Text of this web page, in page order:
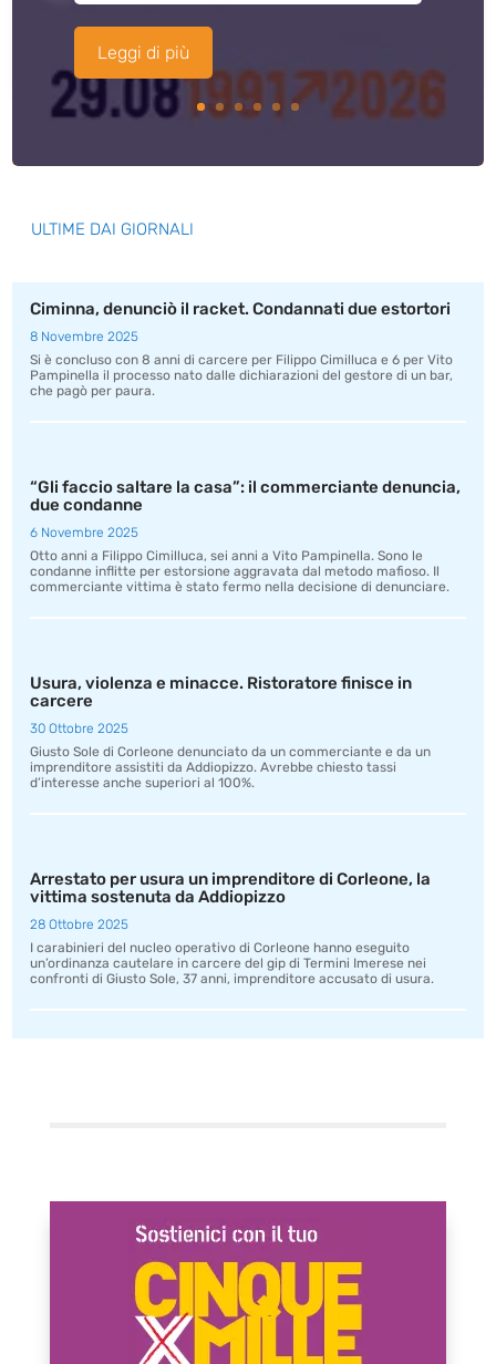
Leggi di più
ULTIME DAI GIORNALI
Ciminna, denunciò il racket. Condannati due estortori
8 Novembre 2025
Si è concluso con 8 anni di carcere per Filippo Cimilluca e 6 per Vito
Pampinella il processo nato dalle dichiarazioni del gestore di un bar,
che pagò per paura.
“Gli faccio saltare la casa”: il commerciante denuncia,
due condanne
6 Novembre 2025
Otto anni a Filippo Cimilluca, sei anni a Vito Pampinella. Sono le
condanne inflitte per estorsione aggravata dal metodo mafioso. Il
commerciante vittima è stato fermo nella decisione di denunciare.
Usura, violenza e minacce. Ristoratore finisce in
carcere
30 Ottobre 2025
Giusto Sole di Corleone denunciato da un commerciante e da un
imprenditore assistiti da Addiopizzo. Avrebbe chiesto tassi
d’interesse anche superiori al 100%.
Arrestato per usura un imprenditore di Corleone, la
vittima sostenuta da Addiopizzo
28 Ottobre 2025
I carabinieri del nucleo operativo di Corleone hanno eseguito
un’ordinanza cautelare in carcere del gip di Termini Imerese nei
confronti di Giusto Sole, 37 anni, imprenditore accusato di usura.